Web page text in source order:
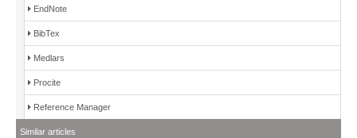
EndNote
BibTex
Medlars
Procite
Reference Manager
Similar articles